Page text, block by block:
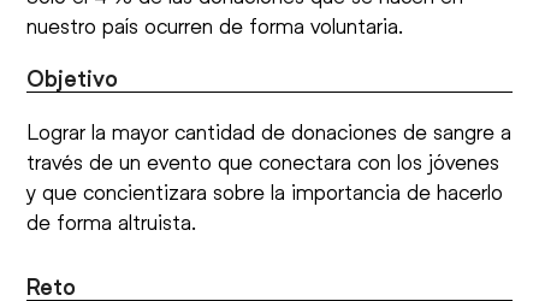
nuestro país ocurren de forma voluntaria.
Objetivo
Lograr la mayor cantidad de donaciones de sangre a
través de un evento que conectara con los jóvenes
y que concientizara sobre la importancia de hacerlo
de forma altruista.
Reto